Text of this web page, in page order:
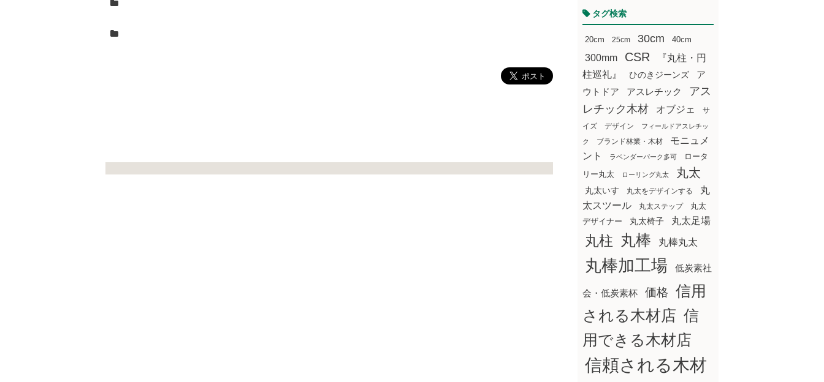
タグ検索
20cm 25cm 30cm 40cm
300mm CSR
『丸柱・円
柱巡礼』
ひのきジーンズ
ア
ウトドア
アスレチック
アス
レチック木材
オブジェ
サ
イズ
デザイン フィールドアスレチッ
ク ブランド林業・木材
モニュメ
ント
ラベンダーパーク多可
ロータ
リー丸太
ローリング丸太 丸太
丸太いす 丸太をデザインする
丸
太スツール
丸太ステップ
丸太
デザイナー
丸太椅子 丸太足場
丸柱 丸棒 丸棒丸太
丸棒加工場 低炭素社
会・低炭素杯 価格
信用
される木材店 信
用できる木材店
信頼される木材